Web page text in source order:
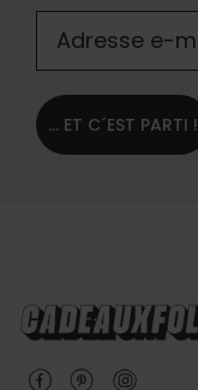
... ET C´EST PARTI !